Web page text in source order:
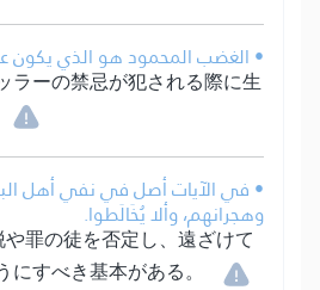
• الغضب المحمود هو الذي يكون
ラーの禁忌が犯される際に生
• في الآيات أصل في نفي أهل
وهجرانهم، وألا يُخَالَطوا.
罪の徒を否定し、遠ざけて
すべき基本がある。